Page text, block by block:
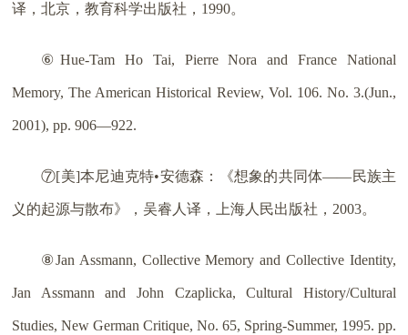
译，北京，教育科学出版社，1990。
⑥Hue-Tam Ho Tai, Pierre Nora and France National
Memory, The American Historical Review, Vol. 106. No. 3.(Jun.,
2001), pp. 906—922.
⑦[美]本尼迪克特•安德森：《想象的共同体——民族主
义的起源与散布》，吴睿人译，上海人民出版社，2003。
⑧Jan Assmann, Collective Memory and Collective Identity,
Jan Assmann and John Czaplicka, Cultural History/Cultural
Studies, New German Critique, No. 65, Spring-Summer, 1995. pp.